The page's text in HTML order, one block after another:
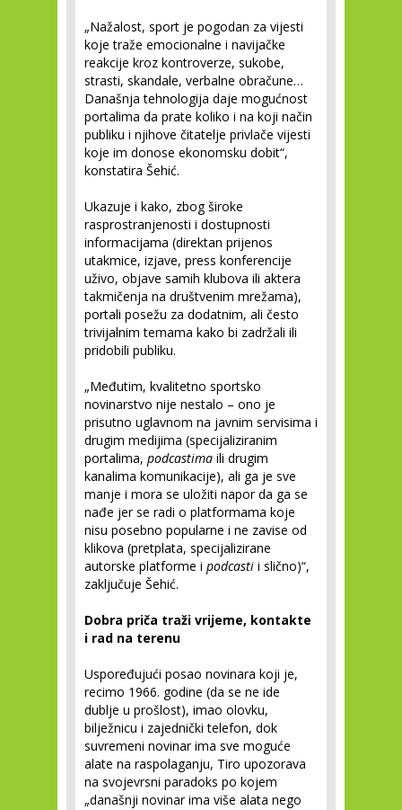
„Nažalost, sport je pogodan za vijesti
koje traže emocionalne i navijačke
reakcije kroz kontroverze, sukobe,
strasti, skandale, verbalne obračune…
Današnja tehnologija daje mogućnost
portalima da prate koliko i na koji način
publiku i njihove čitatelje privlače vijesti
koje im donose ekonomsku dobit“,
konstatira Šehić.
Ukazuje i kako, zbog široke
rasprostranjenosti i dostupnosti
informacijama (direktan prijenos
utakmice, izjave, press konferencije
uživo, objave samih klubova ili aktera
takmičenja na društvenim mrežama),
portali posežu za dodatnim, ali često
trivijalnim temama kako bi zadržali ili
pridobili publiku.
„Međutim, kvalitetno sportsko
novinarstvo nije nestalo – ono je
prisutno uglavnom na javnim servisima i
drugim medijima (specijaliziranim
portalima, podcastima ili drugim
kanalima komunikacije), ali ga je sve
manje i mora se uložiti napor da ga se
nađe jer se radi o platformama koje
nisu posebno popularne i ne zavise od
klikova (pretplata, specijalizirane
autorske platforme i podcasti i slično)“,
zaključuje Šehić.
Dobra priča traži vrijeme, kontakte
i rad na terenu
Uspoređujući posao novinara koji je,
recimo 1966. godine (da se ne ide
dublje u prošlost), imao olovku,
bilježnicu i zajednički telefon, dok
suvremeni novinar ima sve moguće
alate na raspolaganju, Tiro upozorava
na svojevrsni paradoks po kojem
„današnji novinar ima više alata nego